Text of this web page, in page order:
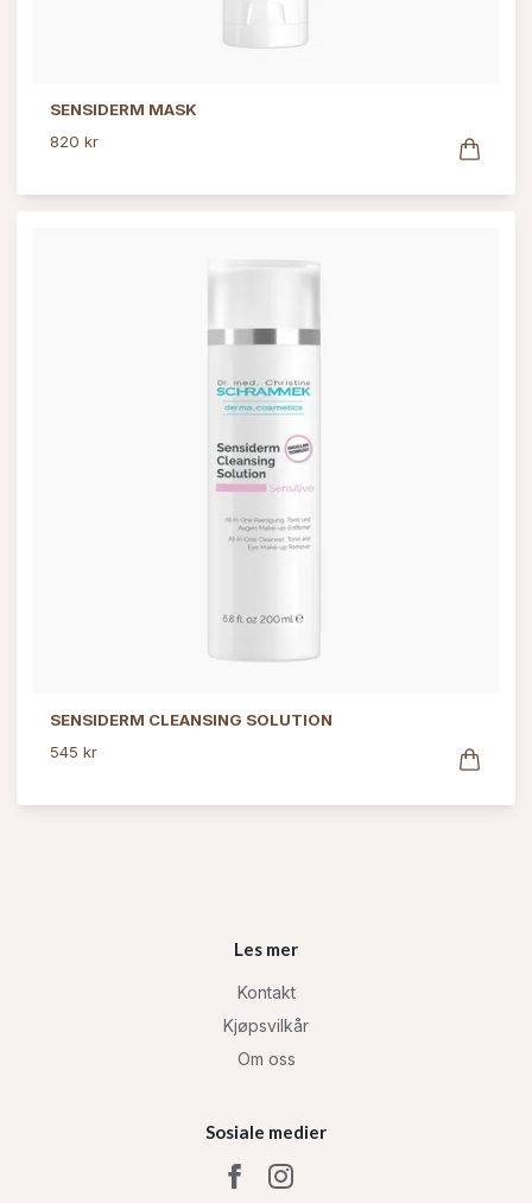
SENSIDERM MASK
820 kr
SENSIDERM CLEANSING SOLUTION
545 kr
Les mer
Kontakt
Kjøpsvilkår
Om oss
Sosiale medier